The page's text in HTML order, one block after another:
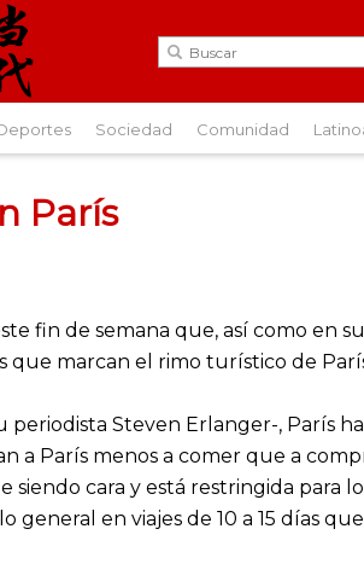
Sociedad Comunidad
París
fin de semana que, así como en
que marcan el rimo turístico de
periodista Steven Erlanger-, París
a París menos a comer que a
cara y está restringida para
general en viajes de 10 a 15 días